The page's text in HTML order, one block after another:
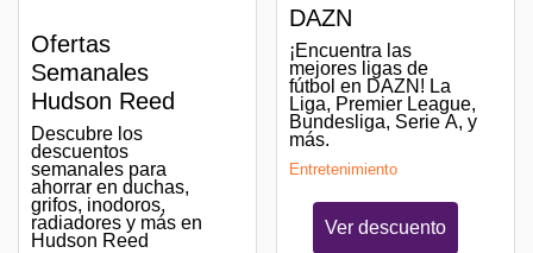
Ofertas
Semanales
Hudson Reed
Descubre los
descuentos
semanales para
ahorrar en duchas,
grifos, inodoros,
radiadores y más en
Hudson Reed
DAZN
¡Encuentra las
mejores ligas de
fútbol en DAZN! La
Liga, Premier League,
Bundesliga, Serie A, y
más.
Entretenimiento
Ver descuento